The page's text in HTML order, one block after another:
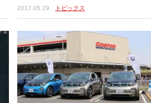
2017.05.29 トピックス